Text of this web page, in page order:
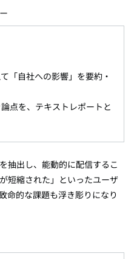
「自社への影響」を要約・
点を、テキストレポートと
抽出し、能動的に配信するこ
短縮された」といったユーザ
命的な課題も浮き彫りになり